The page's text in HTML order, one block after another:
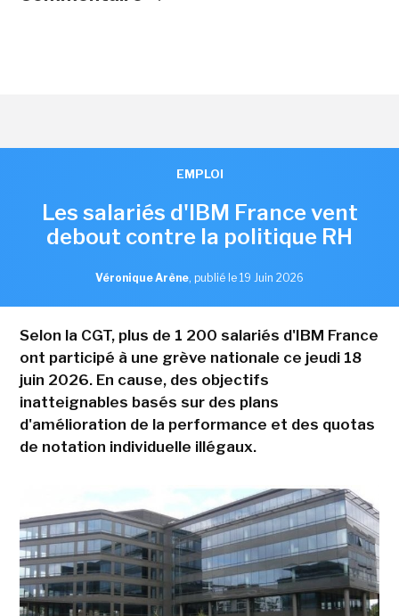
EMPLOI
Les salariés d'IBM France vent
debout contre la politique RH
Véronique Arène, publié le 19 Juin 2026
Selon la CGT, plus de 1 200 salariés d'IBM France
ont participé à une grève nationale ce jeudi 18
juin 2026. En cause, des objectifs
inatteignables basés sur des plans
d'amélioration de la performance et des quotas
de notation individuelle illégaux.